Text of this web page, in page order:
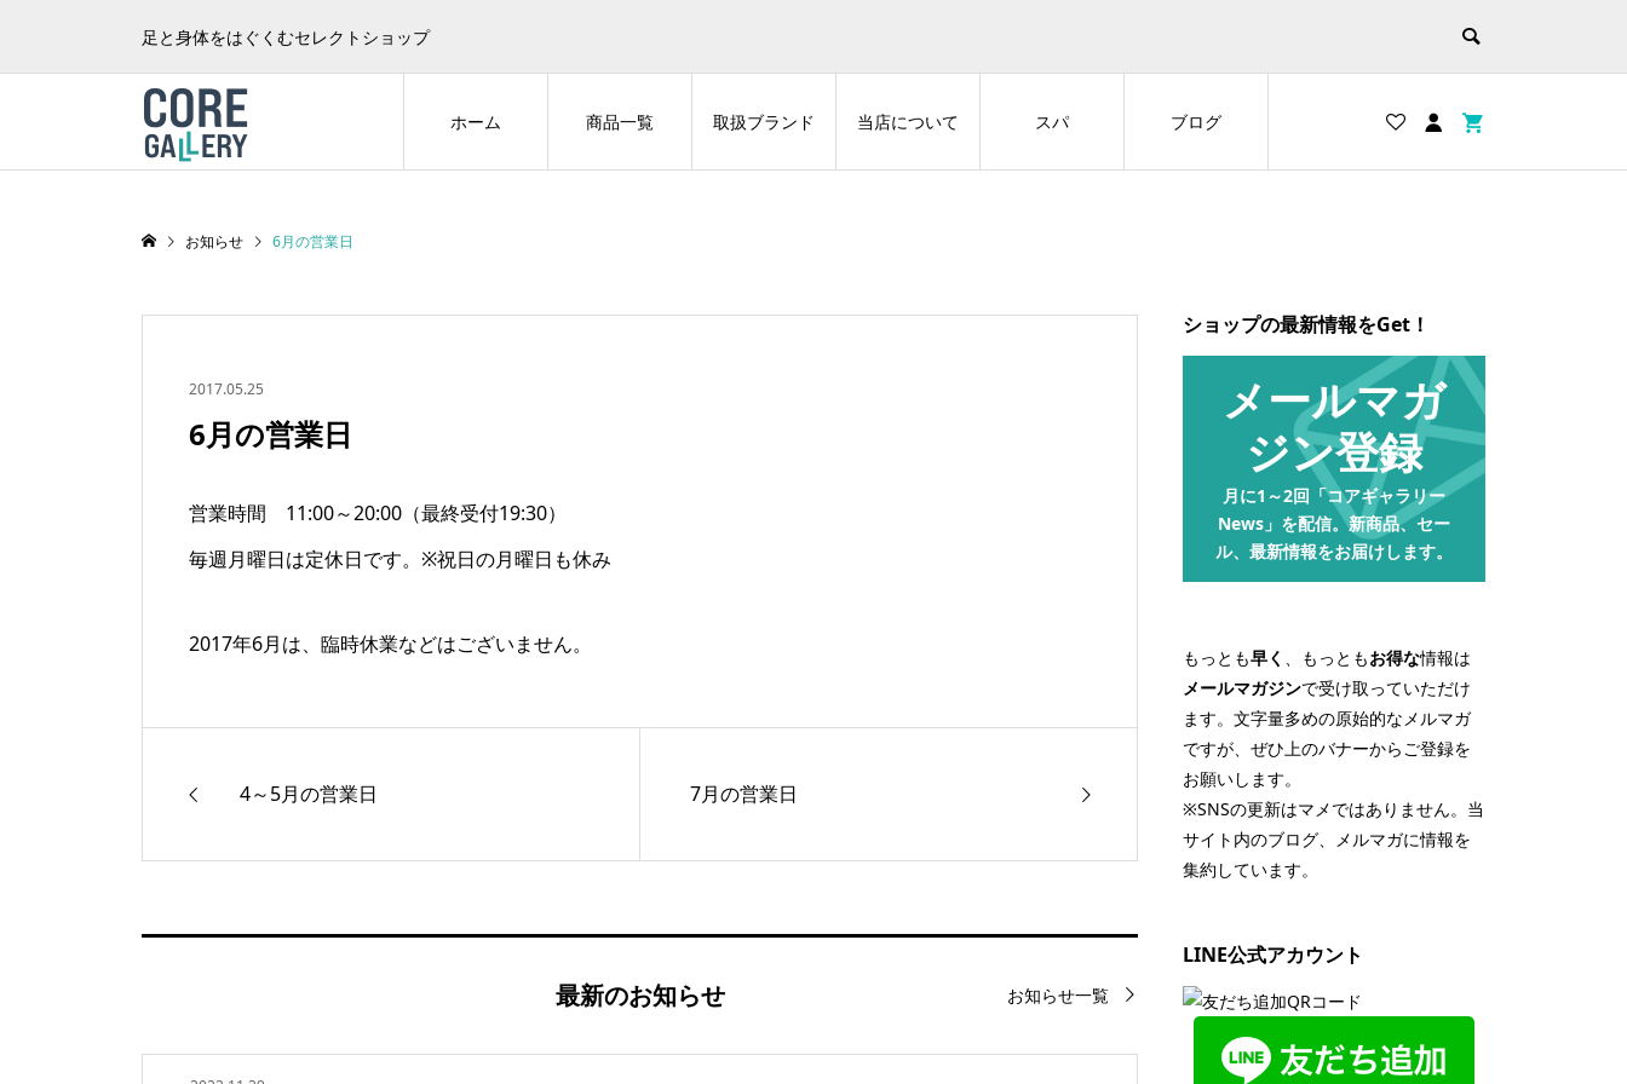
足と身体をはぐくむセレクトショップ
ホーム 商品一覧 取扱ブランド 当店について スパ ブログ
お知らせ 6月の営業日
2017.05.25
6月の営業日
営業時間 11:00～20:00（最終受付19:30）
毎週月曜日は定休日です。※祝日の月曜日も休み
2017年6月は、臨時休業などはございません。
4～5月の営業日 7月の営業日
最新のお知らせ お知らせ一覧
ショップの最新情報をGet！
メールマガ
ジン登録
月に1～2回「コアギャラリー
News」を配信。新商品、セー
ル、最新情報をお届けします。
もっとも早く 、もっともお得な情報は
メールマガジンで受け取っていただけ
ます。文字量多めの原始的なメルマガ
ですが、ぜひ上のバナーからご登録を
お願いします。
※SNSの更新はマメではありません。当
サイト内のブログ、メルマガに情報を
集約しています。
LINE公式アカウント